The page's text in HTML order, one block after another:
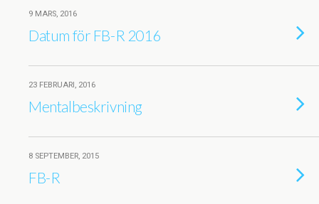
9 MARS, 2016
Datum för FB-R 2016
23 FEBRUARI, 2016
Mentalbeskrivning
8 SEPTEMBER, 2015
FB-R